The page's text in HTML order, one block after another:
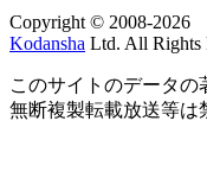
Copyright © 2008-2026
Kodansha Ltd. All Rights
このサイトのデータの
無断複製転載放送等は